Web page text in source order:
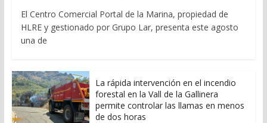
El Centro Comercial Portal de la Marina, propiedad de
HLRE y gestionado por Grupo Lar, presenta este agosto
una de
La rápida intervención en el incendio
forestal en la Vall de la Gallinera
permite controlar las llamas en menos
de dos horas